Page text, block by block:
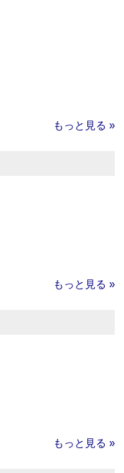
もっと見る »
もっと見る »
もっと見る »